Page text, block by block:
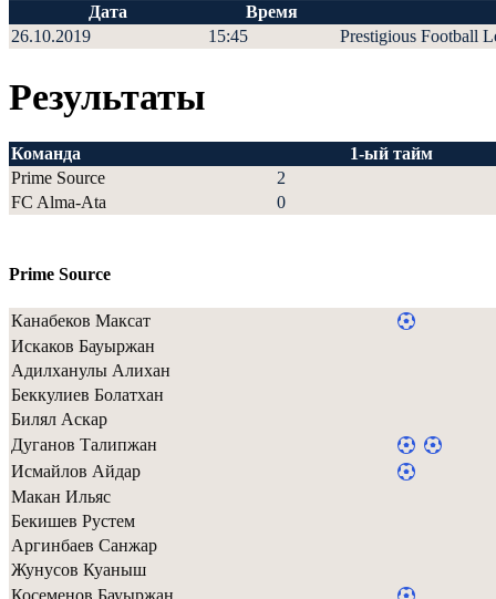
Дата
Время
26.10.2019
15:45 Prestigious Football
Результаты
Команда
1-ый тайм
Prime Source
2
FC Alma-Ata
0
Prime Source
Канабеков Максат
Искаков Бауыржан
Адилханулы Алихан
Беккулиев Болатхан
Билял Аскар
Дуганов Талипжан
Исмайлов Айдар
Макан Ильяс
Бекишев Рустем
Аргинбаев Санжар
Жунусов Куаныш